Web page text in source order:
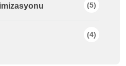
(5)
(4)